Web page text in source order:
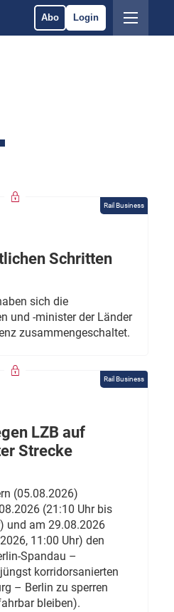
Abo Login
Rail Business
Schritten
sich die
und -minister der Länder
zusammengeschaltet.
Rail Business
LZB auf
Strecke
(05.08.2026)
(21:10 Uhr bis
und am 29.08.2026
11:00 Uhr) den
Spandau –
korridorsanierten
– Berlin zu sperren
bleiben).